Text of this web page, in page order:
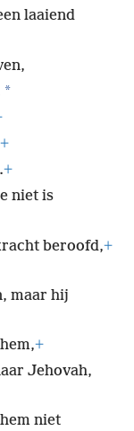
laaiend
*
+
+
niet is
beroofd,+
maar hij
+
Jehovah,
niet